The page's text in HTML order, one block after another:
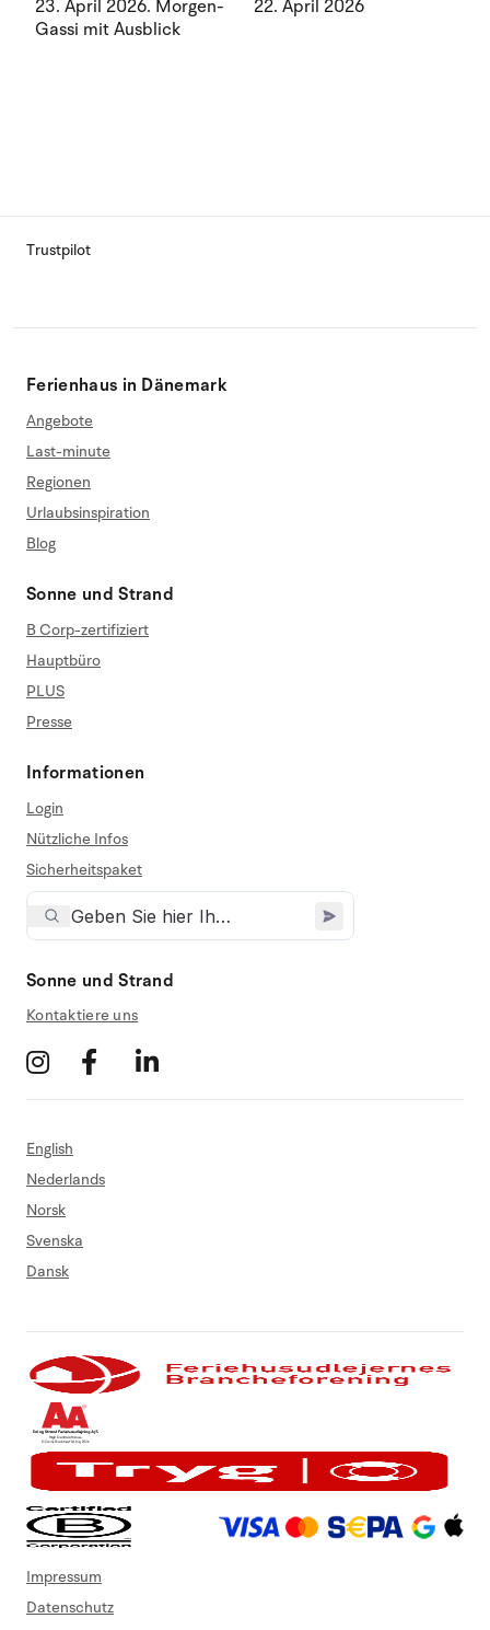
Trustpilot
Ferienhaus in Dänemark
Angebote
Last-minute
Regionen
Urlaubsinspiration
Blog
Sonne und Strand
B Corp-zertifiziert
Hauptbüro
PLUS
Presse
Informationen
Login
Nützliche Infos
Sicherheitspaket
Sonne und Strand
Kontaktiere uns
English
Nederlands
Norsk
Svenska
Dansk
Impressum
Datenschutz